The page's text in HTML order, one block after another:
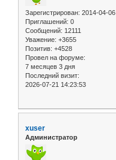
Зарегистрирован: 2014-04-06
Приглашений: 0
Сообщений: 12111
Уважение: +3655
Позитив: +4528
Провел на форуме:
7 месяцев 3 дня
Последний визит:
2026-07-21 14:23:53
xuser
Администратор